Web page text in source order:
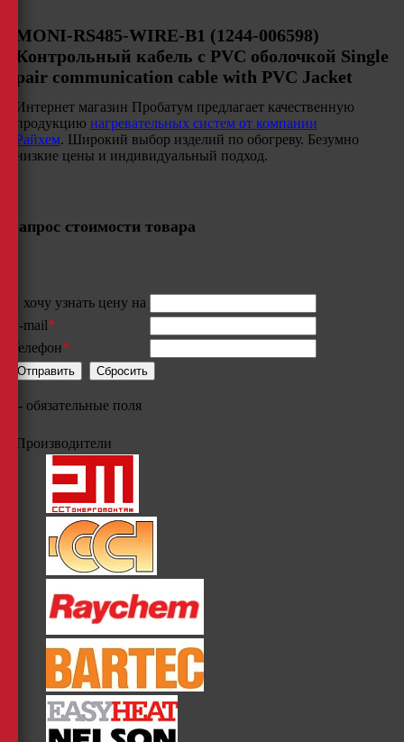
MONI-RS485-WIRE-B1 (1244-006598)
Контрольный кабель c PVC оболочкой Single
pair communication cable with PVC Jacket
Интернет магазин Пробатум предлагает качественную
продукцию нагревательных систем от компании
Райхем. Широкий выбор изделий по обогреву. Безумно
низкие цены и индивидуальный подход.
Запрос стоимости товара
Я хочу узнать цену на
E-mail*
Телефон*
- обязательные поля
Производители